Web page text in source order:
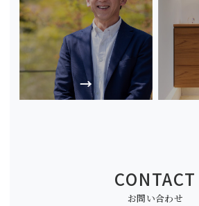
CONTACT
お問い合わせ